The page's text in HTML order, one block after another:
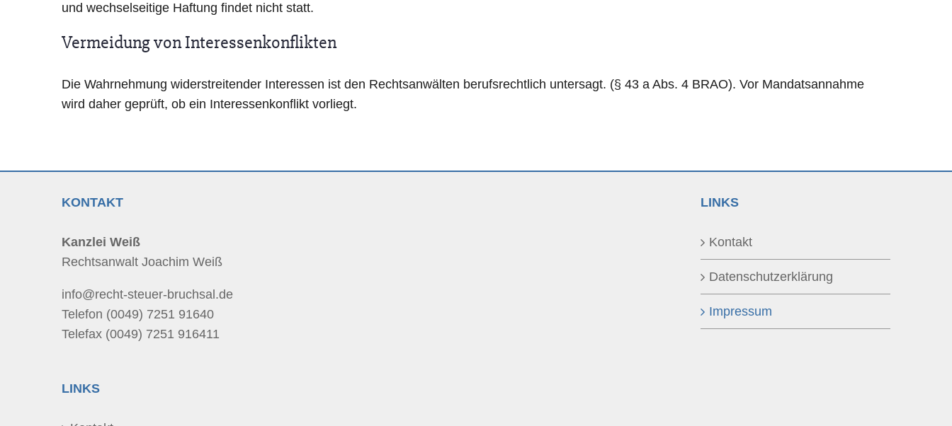
und wechselseitige Haftung findet nicht statt.
Vermeidung von Interessenkonflikten
Die Wahrnehmung widerstreitender Interessen ist den Rechtsanwälten berufsrechtlich untersagt. (§ 43 a Abs. 4 BRAO). Vor Mandatsannahme
wird daher geprüft, ob ein Interessenkonflikt vorliegt.
KONTAKT
Kanzlei Weiß
Rechtsanwalt Joachim Weiß
info@recht-steuer-bruchsal.de
Telefon (0049) 7251 91640
Telefax (0049) 7251 916411
LINKS
LINKS
Kontakt
Datenschutzerklärung
Impressum